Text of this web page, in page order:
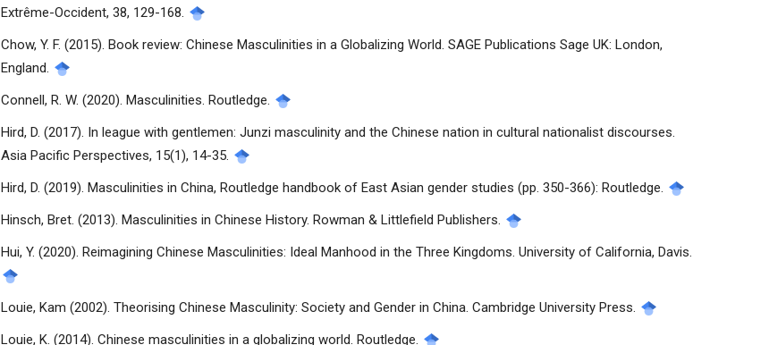
Extrême-Occident, 38, 129-168.
Chow, Y. F. (2015). Book review: Chinese Masculinities in a Globalizing World. SAGE Publications Sage UK: London,
England.
Connell, R. W. (2020). Masculinities. Routledge.
Hird, D. (2017). In league with gentlemen: Junzi masculinity and the Chinese nation in cultural nationalist discourses.
Asia Pacific Perspectives, 15(1), 14-35.
Hird, D. (2019). Masculinities in China, Routledge handbook of East Asian gender studies (pp. 350-366): Routledge.
Hinsch, Bret. (2013). Masculinities in Chinese History. Rowman & Littlefield Publishers.
Hui, Y. (2020). Reimagining Chinese Masculinities: Ideal Manhood in the Three Kingdoms. University of California, Davis.
Louie, Kam (2002). Theorising Chinese Masculinity: Society and Gender in China. Cambridge University Press.
Louie, K. (2014). Chinese masculinities in a globalizing world. Routledge.